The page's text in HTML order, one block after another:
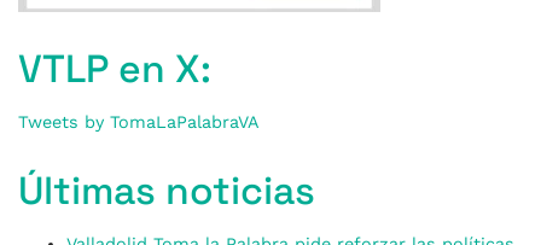
VTLP en X:
Tweets by TomaLaPalabraVA
Últimas noticias